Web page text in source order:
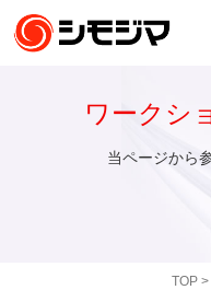
TOP>
ワークシ
当ページから